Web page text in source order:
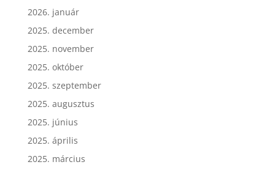
2026. január
2025. december
2025. november
2025. október
2025. szeptember
2025. augusztus
2025. június
2025. április
2025. március